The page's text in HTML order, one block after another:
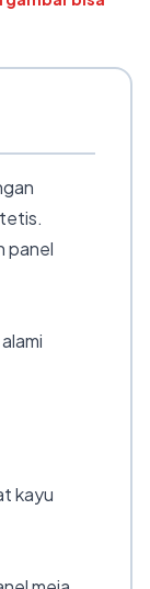
panel
kayu